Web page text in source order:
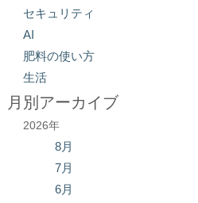
セキュリティ
AI
肥料の使い方
生活
月別アーカイブ
2026年
8月
7月
6月